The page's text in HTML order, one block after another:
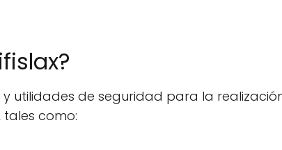
utilidades de seguridad para la
como: